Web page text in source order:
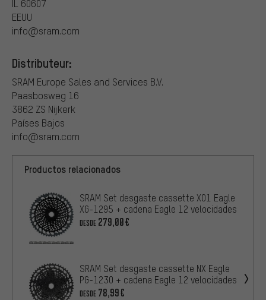
IL 60607
EEUU
info@sram.com
Distributeur:
SRAM Europe Sales and Services B.V.
Paasbosweg 16
3862 ZS Nijkerk
Países Bajos
info@sram.com
Productos relacionados
SRAM Set desgaste cassette X01 Eagle
XG-1295 + cadena Eagle 12 velocidades
DESDE 279,00€
SRAM Set desgaste cassette NX Eagle
PG-1230 + cadena Eagle 12 velocidades
DESDE 78,99€